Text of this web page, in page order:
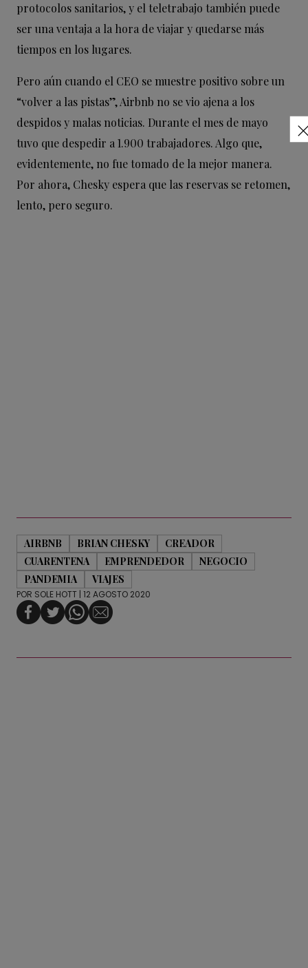
protocolos sanitarios, y el teletrabajo también puede
ser una ventaja a la hora de viajar y quedarse más
tiempos en los lugares.
Pero aún cuando el CEO se muestre positivo sobre un
“volver a las pistas”, Airbnb no se vio ajena a los
despidos y malas noticias. Durante el mes de mayo
tuvo que despedir a 1.900 trabajadores. Algo que,
evidentemente, no fue tomado de la mejor manera.
Por ahora, Chesky espera que las reservas se retomen,
lento, pero seguro.
AIRBNB BRIAN CHESKY
CREADOR
CUARENTENA
EMPRENDEDOR
NEGOCIO
PANDEMIA
VIAJES
POR SOLE HOTT | 12 AGOSTO 2020